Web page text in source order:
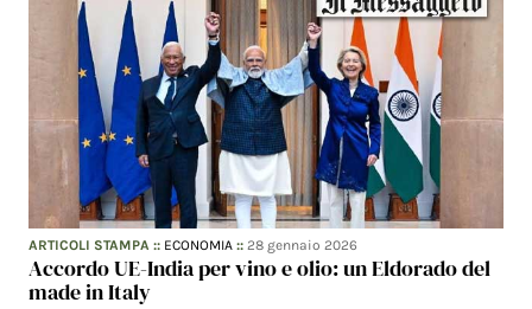
ARTICOLI STAMPA :: ECONOMIA ::28 gennaio 2026
Accordo UE-India per vino e olio: un Eldorado del
made in Italy